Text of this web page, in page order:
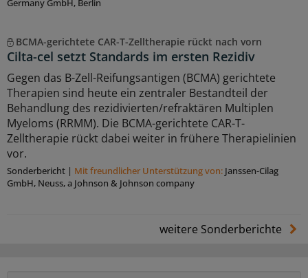
Germany GmbH, Berlin
BCMA-gerichtete CAR-T-Zelltherapie rückt nach vorn
Cilta-cel setzt Standards im ersten Rezidiv
Gegen das B-Zell-Reifungsantigen (BCMA) gerichtete
Therapien sind heute ein zentraler Bestandteil der
Behandlung des rezidivierten/refraktären Multiplen
Myeloms (RRMM). Die BCMA-gerichtete CAR-T-
Zelltherapie rückt dabei weiter in frühere Therapielinien
vor.
Sonderbericht | Mit freundlicher Unterstützung von: Janssen-Cilag
GmbH, Neuss, a Johnson & Johnson company
weitere Sonderberichte